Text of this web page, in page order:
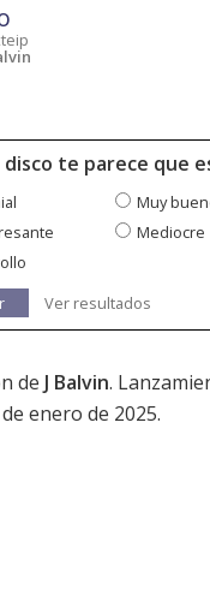
disco te parece que
Muy
Mediocre
Ver resultados
de J Balvin.
enero de 2025.